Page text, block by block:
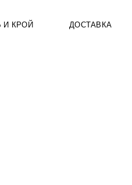
И КРОЙ ДОСТАВКА